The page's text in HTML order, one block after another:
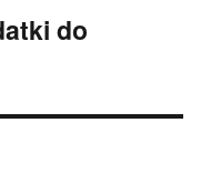
do